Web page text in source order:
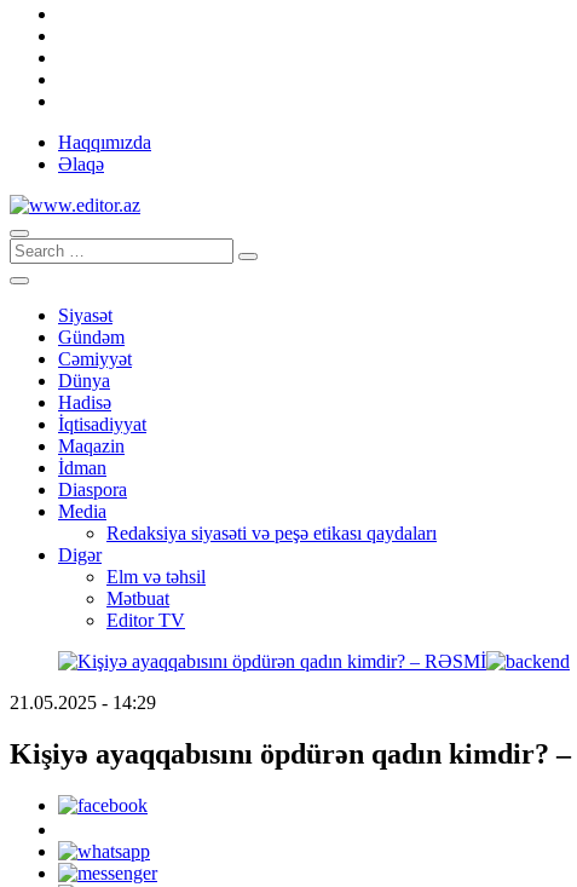
Haqqımızda
Əlaqə
Siyasət
Gündəm
Cəmiyyət
Dünya
Hadisə
İqtisadiyyat
Maqazin
İdman
Diaspora
Media
Redaksiya siyasəti və peşə etikası qaydaları
Digər
Elm və təhsil
Mətbuat
Editor TV
21.05.2025 - 14:29
Kişiyə ayaqqabısını öpdürən qadın kimdir? –